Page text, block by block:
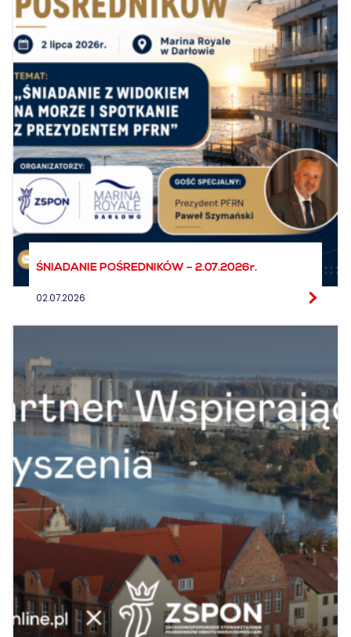
ŚNIADANIE POŚREDNIKÓW – 2.07.2026r.
02.07.2026